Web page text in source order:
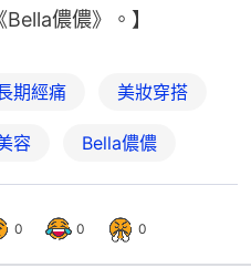
儂儂》。】
期經痛 美妝穿搭
容 Bella儂儂
0 0 0